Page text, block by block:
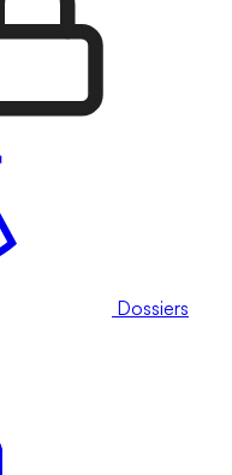
Dossiers